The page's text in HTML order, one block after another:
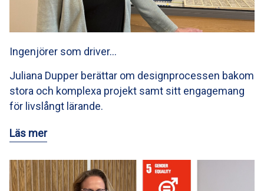
Ingenjörer som driver…
Juliana Dupper berättar om designprocessen bakom
stora och komplexa projekt samt sitt engagemang
för livslångt lärande.
Läs mer